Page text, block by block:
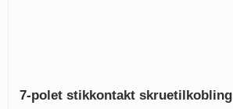
7-polet stikkontakt skruetilkobling